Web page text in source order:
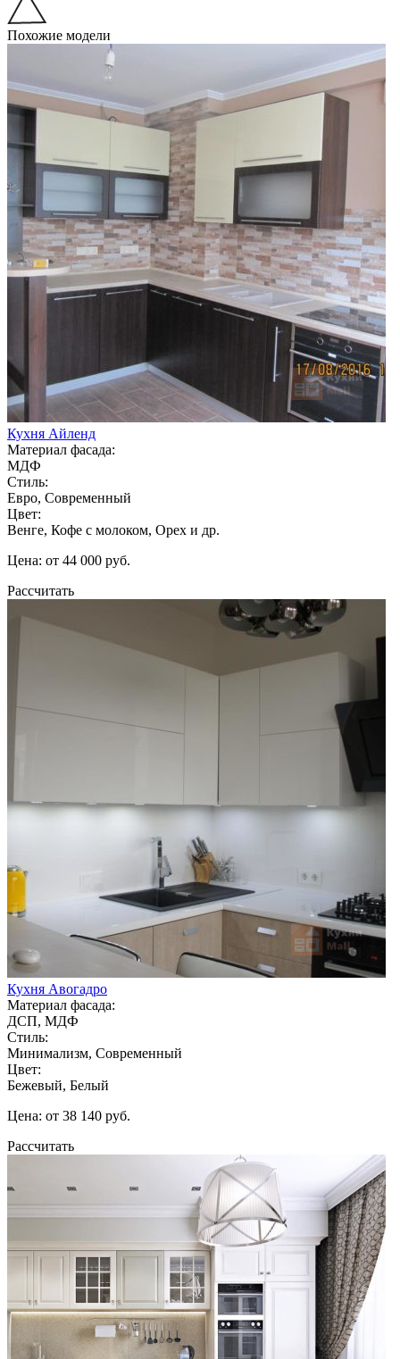
Похожие модели
Кухня Айленд
Материал фасада:
МДФ
Стиль:
Евро, Современный
Цвет:
Венге, Кофе с молоком, Орех и др.
Цена: от 44 000 руб.
Рассчитать
Кухня Авогадро
Материал фасада:
ДСП, МДФ
Стиль:
Минимализм, Современный
Цвет:
Бежевый, Белый
Цена: от 38 140 руб.
Рассчитать